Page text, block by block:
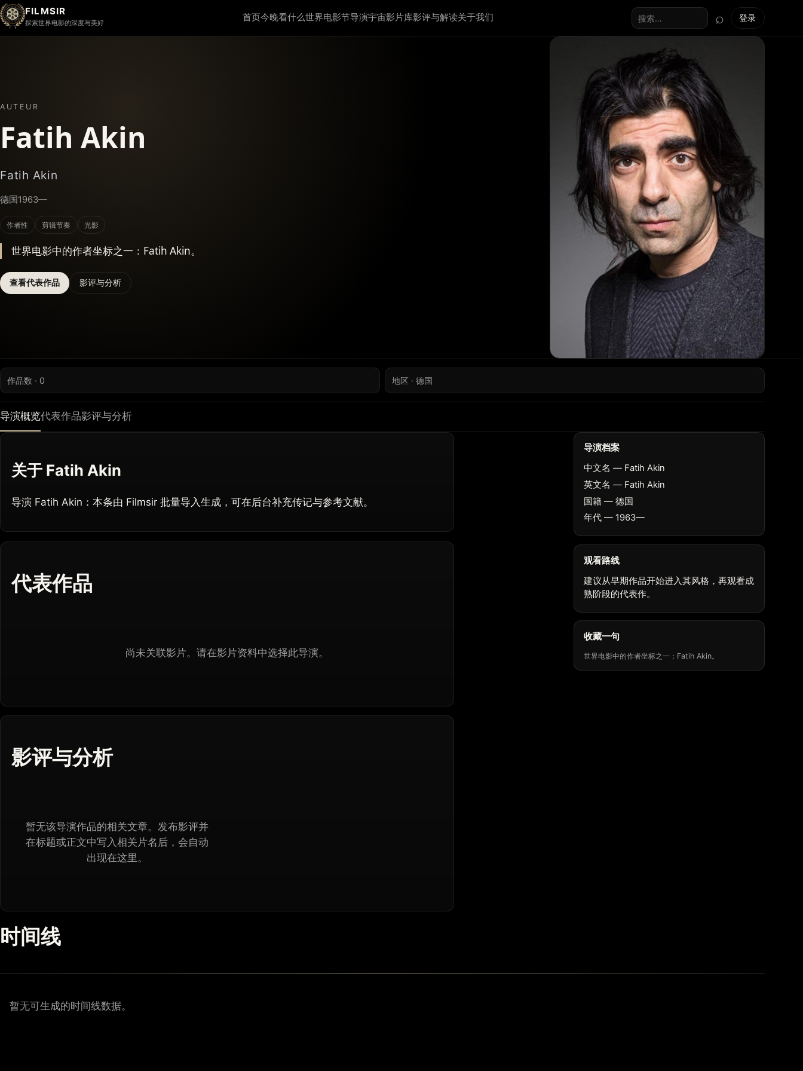
FILMSIR
探索世界电影的深度与美好 首页今晚看什么世界电影节导演宇宙影片库影评与解读关于我们
搜索全站
⌕ 登录
AUTEUR
Fatih Akin
Fatih Akin
德国1963—
作者性 剪辑节奏 光影
世界电影中的作者坐标之一：Fatih Akin。
查看代表作品 影评与分析
作品数 · 0 地区 · 德国
导演概览代表作品影评与分析
关于 Fatih Akin
导演 Fatih Akin：本条由 Filmsir 批量导入生成，可在后台补充传记与参考文献。
代表作品
尚未关联影片。请在影片资料中选择此导演。
影评与分析
暂无该导演作品的相关文章。发布影评并
在标题或正文中写入相关片名后，会自动
出现在这里。
导演档案
中文名 — Fatih Akin
英文名 — Fatih Akin
国籍 — 德国
年代 — 1963—
观看路线
建议从早期作品开始进入其风格，再观看成
熟阶段的代表作。
收藏一句
世界电影中的作者坐标之一：Fatih Akin。
时间线
暂无可生成的时间线数据。